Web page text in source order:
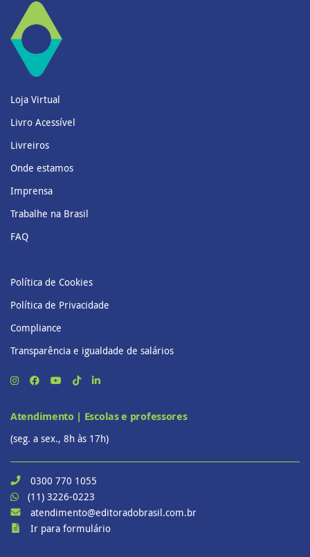
Loja Virtual
Livro Acessível
Livreiros
Onde estamos
Imprensa
Trabalhe na Brasil
FAQ
Política de Cookies
Política de Privacidade
Compliance
Transparência e igualdade de salários
Atendimento | Escolas e professores
(seg. a sex., 8h às 17h)
0300 770 1055
(11) 3226-0223
atendimento@editoradobrasil.com.br
Ir para formulário